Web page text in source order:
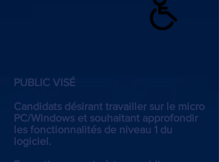
PUBLIC VISÉ
Candidats désirant travailler sur le micro
PC/Windows et souhaitant approfondir
les fonctionnalités de niveau 1 du
logiciel.